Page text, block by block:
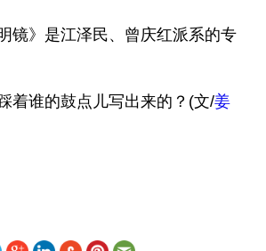
镜》是江泽民、曾庆红派系的专
着谁的鼓点儿写出来的？(文/姜